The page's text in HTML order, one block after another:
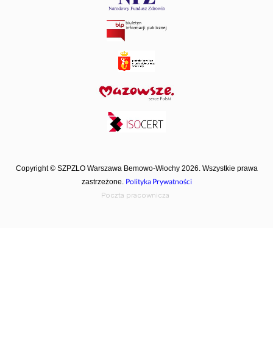
Copyright © SZPZLO Warszawa Bemowo-Włochy 2026. Wszystkie prawa
zastrzeżone. Polityka Prywatności
Poczta pracownicza